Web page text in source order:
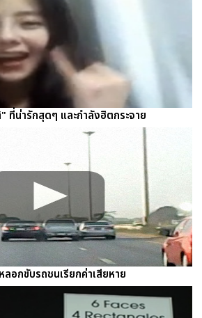
ที่น่ารักสุดๆ และกำลังฮิตกระจาย
อกขับรถชนเรียกค่าเสียหาย